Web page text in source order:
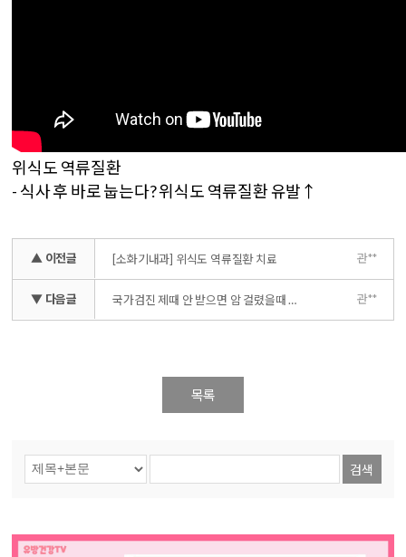
위식도 역류질환
- 식사 후 바로 눕는다? 위식도 역류질환 유발↑
▲ 이전글 [소화기내과] 위식도 역류질환 치료 관**
▼ 다음글 국가검진 제때 안 받으면 암 걸렸을때 커버 안된다?! 관**
목록
검색